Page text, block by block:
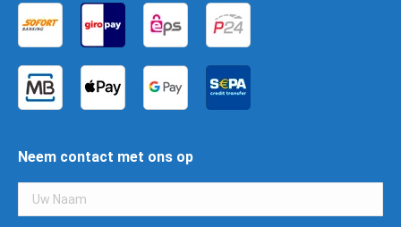
Neem contact met ons op